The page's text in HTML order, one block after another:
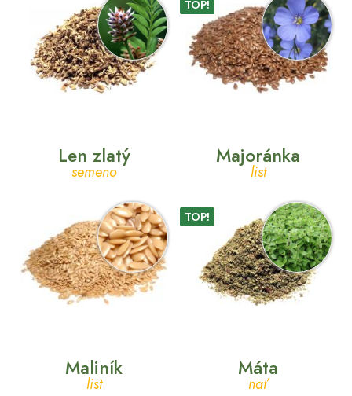
TOP!
Len zlatý
semeno
Majoránka
list
TOP!
Maliník
list
Máta
nať